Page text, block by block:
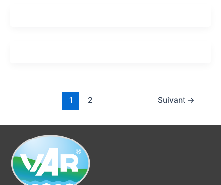
1 2 Suivant →